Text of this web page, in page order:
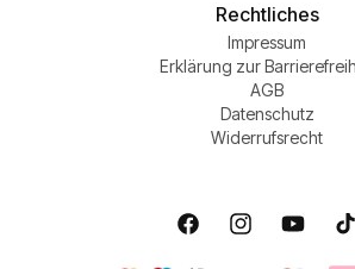
Rechtliches
Impressum
Erklärung zur
AGB
Datenschutz
Widerrufsrecht
FacebookInstagramYouTube